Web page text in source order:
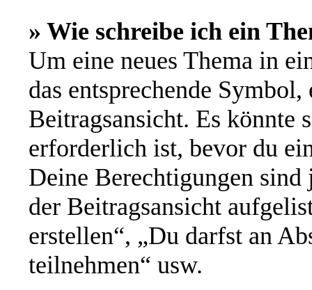
» Wie schreibe ich ein
Um eine neues Thema in
das entsprechende
Beitragsansicht. Es könnte
erforderlich ist, bevor du
Deine Berechtigungen
der Beitragsansicht
erstellen“, „Du darfst an
teilnehmen“ usw.